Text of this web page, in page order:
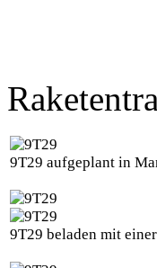
9T29 aufgeplant in
9T29 beladen mit